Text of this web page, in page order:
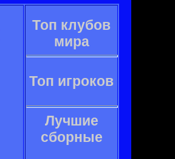
Топ клубов
мира
Топ игроков
Лучшие
сборные